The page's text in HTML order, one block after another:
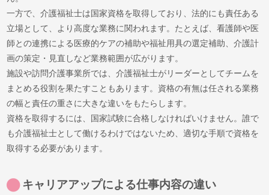
一方で、介護福祉士は国家資格を取得しており、法的にも責任ある
立場として、より高度な業務に関われます。たとえば、看護師や医
師との連携による医療的ケアの補助や福祉用具の選定補助、介護計
画の策定・見直しなど業務範囲が広がります。
施設や訪問介護事業所では、介護福祉士がリーダーとしてチームを
まとめる役割を果たすこともあります。資格の有無は任される業務
の幅と責任の重さに大きな違いをもたらします。
資格を取得するには、国家試験に合格しなければいけません。誰で
も介護福祉士として働けるわけではないため、適切な手順で資格を
取得する必要があります。
キャリアアップによる仕事内容の違い